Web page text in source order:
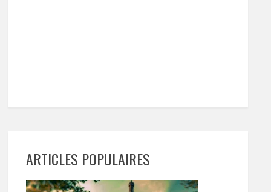
ARTICLES POPULAIRES